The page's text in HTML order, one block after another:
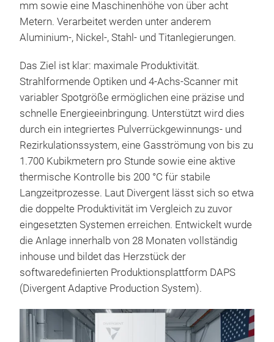
mm sowie eine Maschinenhöhe von über acht
Metern. Verarbeitet werden unter anderem
Aluminium-, Nickel-, Stahl- und Titanlegierungen.
Das Ziel ist klar: maximale Produktivität.
Strahlformende Optiken und 4‑Achs-Scanner mit
variabler Spotgröße ermöglichen eine präzise und
schnelle Energieeinbringung. Unterstützt wird dies
durch ein integriertes Pulverrückgewinnungs- und
Rezirkulationssystem, eine Gasströmung von bis zu
1.700 Kubikmetern pro Stunde sowie eine aktive
thermische Kontrolle bis 200 °C für stabile
Langzeitprozesse. Laut Divergent lässt sich so etwa
die doppelte Produktivität im Vergleich zu zuvor
eingesetzten Systemen erreichen. Entwickelt wurde
die Anlage innerhalb von 28 Monaten vollständig
inhouse und bildet das Herzstück der
softwaredefinierten Produktionsplattform DAPS
(Divergent Adaptive Production System).